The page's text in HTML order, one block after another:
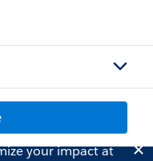
your impact at